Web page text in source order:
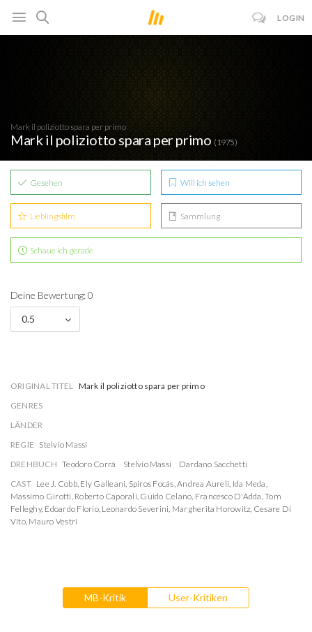
LOGIN
Mark il poliziotto spara per primo
Mark il poliziotto spara per primo (1975)
Gesehen Will ich sehen
Lieblingsfilm Sammlung
Schaue ich gerade
Deine Bewertung: 0
0.5
ORIGINAL TITEL Mark il poliziotto spara per primo
GENRES
LÄNDER
REGIE Stelvio Massi
DREHBUCH Teodoro Corrà Stelvio Massi
Dardano Sacchetti
CAST Lee J. Cobb, Ely Galleani, Spiros Focás,Andrea Aureli, Ida Meda,
Massimo Girotti, Roberto Caporali, Guido Celano, Francesco D'Adda,Tom
Felleghy, Edoardo Florio, Leonardo Severini, Margherita Horowitz, Cesare Di
Vito, Mauro Vestri
MB-Kritik User-Kritiken